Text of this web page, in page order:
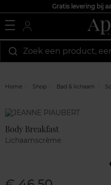
Gratis levering bij
Zoek een product,
Home Shop Bad & lichaam
Marque
Body Breakfast
Lichaamscrème